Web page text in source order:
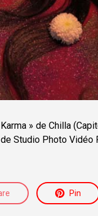
» de Chilla
Studio Photo Vidéo
Pin